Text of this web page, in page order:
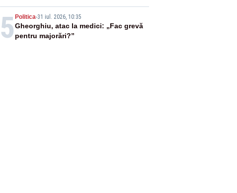
5 Politica-31 iul. 2026, 10:35
Gheorghiu, atac la medici: „Fac grevă
pentru majorări?”